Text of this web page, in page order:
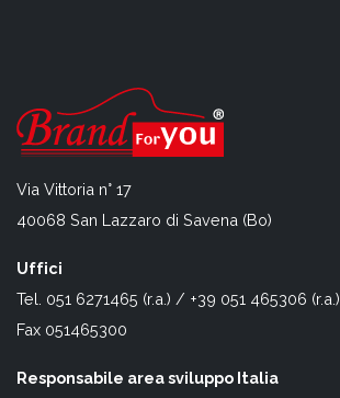
Via Vittoria n° 17
40068 San Lazzaro di Savena (Bo)
Uffici
Tel. 051 6271465 (r.a.) / +39 051 465306 (r.a.)
Fax 051465300
Responsabile area sviluppo Italia